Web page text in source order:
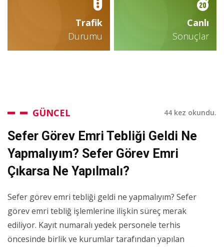
Trafik
Durumu
Canlı
Sonuçlar
GÜNCEL 44 kez okundu.
Sefer Görev Emri Tebliği Geldi Ne
Yapmalıyım? Sefer Görev Emri
Çıkarsa Ne Yapılmalı?
Sefer görev emri tebliği geldi ne yapmalıyım? Sefer
görev emri tebliğ işlemlerine ilişkin süreç merak
ediliyor. Kayıt numaralı yedek personele terhis
öncesinde birlik ve kurumlar tarafından yapılan